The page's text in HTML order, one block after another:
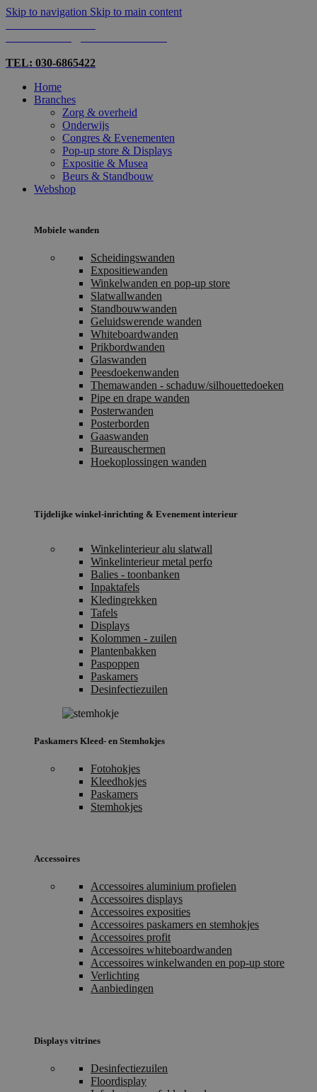
Skip to navigation Skip to main content
TEL: 030-6865422
Home
Branches
Zorg & overheid
Onderwijs
Congres & Evenementen
Pop-up store & Displays
Expositie & Musea
Beurs & Standbouw
Webshop
Mobiele wanden
Scheidingswanden
Expositiewanden
Winkelwanden en pop-up store
Slatwallwanden
Standbouwwanden
Geluidswerende wanden
Whiteboardwanden
Prikbordwanden
Glaswanden
Peesdoekenwanden
Themawanden - schaduw/silhouettedoeken
Pipe en drape wanden
Posterwanden
Posterborden
Gaaswanden
Bureauschermen
Hoekoplossingen wanden
Tijdelijke winkel-inrichting & Evenement interieur
Winkelinterieur alu slatwall
Winkelinterieur metal perfo
Balies - toonbanken
Inpaktafels
Kledingrekken
Tafels
Displays
Kolommen - zuilen
Plantenbakken
Paspoppen
Paskamers
Desinfectiezuilen
Paskamers Kleed- en Stemhokjes
Fotohokjes
Kleedhokjes
Paskamers
Stemhokjes
Accessoires
Accessoires aluminium profielen
Accessoires displays
Accessoires exposities
Accessoires paskamers en stemhokjes
Accessoires profit
Accessoires whiteboardwanden
Accessoires winkelwanden en pop-up store
Verlichting
Aanbiedingen
Displays vitrines
Desinfectiezuilen
Floordisplay